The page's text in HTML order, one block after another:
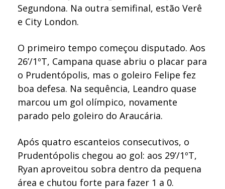
Segundona. Na outra semifinal, estão Verê
e City London.
O primeiro tempo começou disputado. Aos
26’/1ºT, Campana quase abriu o placar para
o Prudentópolis, mas o goleiro Felipe fez
boa defesa. Na sequência, Leandro quase
marcou um gol olímpico, novamente
parado pelo goleiro do Araucária.
Após quatro escanteios consecutivos, o
Prudentópolis chegou ao gol: aos 29’/1ºT,
Ryan aproveitou sobra dentro da pequena
área e chutou forte para fazer 1 a 0.